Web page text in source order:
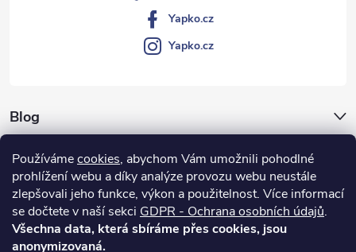
Používámecookies, abychom Vám umožnili pohodlné
prohlížení webu a díky analýze provozu webu neustále
zlepšovali jeho funkce, výkon a použitelnost. Více informací
se dočtete v naší sekci GDPR - Ochrana osobních údajů.
Všechna data, která sbíráme přes cookies, jsou
anonymizovaná.
Blog
Vše o nákupu
Yapko.cz
Yapko.cz